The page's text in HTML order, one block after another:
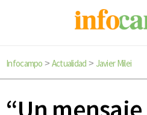
Infocampo > Actualidad > Javier Milei